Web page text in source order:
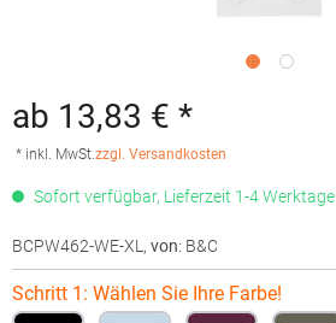
ab 13,83 € *
* inkl. MwSt.zzgl. Versandkosten
Sofort verfügbar, Lieferzeit 1-4 Werktage
BCPW462-WE-XL , von: B&C
Schritt 1: Wählen Sie Ihre Farbe!